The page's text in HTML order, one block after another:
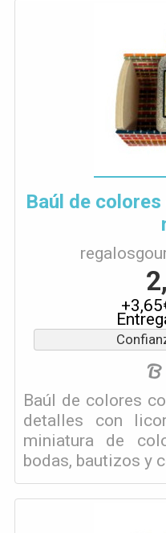
Baúl de
Baúl de colores
detalles con
miniatura de
bodas, bautizos y